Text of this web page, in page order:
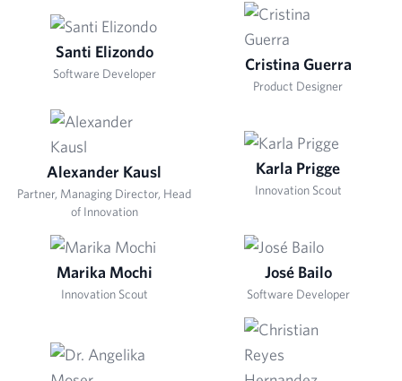
Santi Elizondo
Software Developer Cristina Guerra
Product Designer
Alexander Kausl
Partner, Managing Director, Head
of Innovation
Karla Prigge
Innovation Scout
Marika Mochi
Innovation Scout
José Bailo
Software Developer